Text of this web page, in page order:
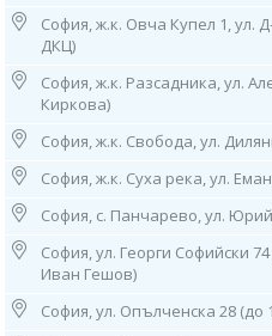
07.30ч до 15.30ч /от понеделник до
8. София, ж.к. “Банишора”, ул.
МБАЛ)
тел: 0882 861 675
Работно време: 08.00ч до 16.00ч /
(до 31 ДКЦ), тел: 0882 862 234
Работно време: 08.00ч до 16.00ч /от
10. София, ж.к. “Гоце Делчев”, ул.
29 ДКЦ)
Работно време: 08.00ч до 16.00ч /от
София, ж.к. Овча Купел 1, ул.
ДКЦ)
София, ж.к. Разсадника, ул.
Киркова)
София, ж.к. Свобода, ул.
София, ж.к. Суха река, ул.
София, с. Панчарево, ул.
София, ул. Георги Софийски
Иван Гешов)
София, ул. Опълченска 28 (до